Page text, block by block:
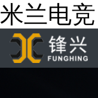
米兰电竞